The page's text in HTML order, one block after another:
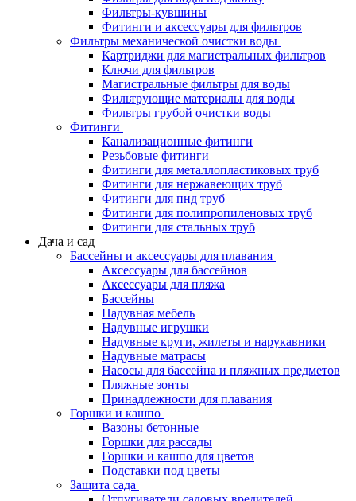
Фильтры-кувшины
Фитинги и аксессуары для фильтров
Фильтры механической очистки воды
Картриджи для магистральных фильтров
Ключи для фильтров
Магистральные фильтры для воды
Фильтрующие материалы для воды
Фильтры грубой очистки воды
Фитинги
Канализационные фитинги
Резьбовые фитинги
Фитинги для металлопластиковых труб
Фитинги для нержавеющих труб
Фитинги для пнд труб
Фитинги для полипропиленовых труб
Фитинги для стальных труб
Дача и сад
Бассейны и аксессуары для плавания
Аксессуары для бассейнов
Аксессуары для пляжа
Бассейны
Надувная мебель
Надувные игрушки
Надувные круги, жилеты и нарукавники
Надувные матрасы
Насосы для бассейна и пляжных предметов
Пляжные зонты
Принадлежности для плавания
Горшки и кашпо
Вазоны бетонные
Горшки для рассады
Горшки и кашпо для цветов
Подставки под цветы
Защита сада